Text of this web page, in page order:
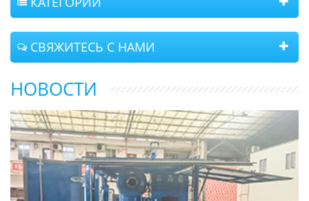
СВЯЖИТЕСЬ С НАМИ
НОВОСТИ